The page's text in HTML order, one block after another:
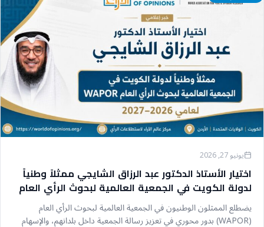
يونيو 27, 2026
اختيار الأستاذ الدكتور عبد الرزاق الشايجي ممثلاً وطنياً
لدولة الكويت في الجمعية العالمية لبحوث الرأي العام
WAPOR لعامي 2026-2027
يضطلع الممثلون الوطنيون في الجمعية العالمية لبحوث الرأي العام
(WAPOR) بدور محوري في تعزيز رسالة الجمعية داخل بلدانهم، والإسهام